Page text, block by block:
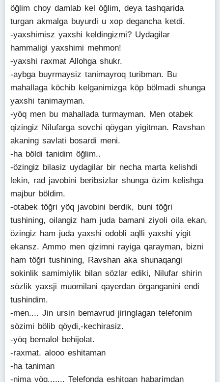
öğlim choy damlab kel öğlim, deya tashqarida
turgan akmalga buyurdi u xop degancha ketdi.
-yaxshimisz yaxshi keldingizmi? Uydagilar
hammaligi yaxshimi mehmon!
-yaxshi raxmat Allohga shukr.
-aybga buyrmaysiz tanimayroq turibman. Bu
mahallaga köchib kelganimizga köp bölmadi shunga
yaxshi tanimayman.
-yöq men bu mahallada turmayman. Men otabek
qizingiz Nilufarga sovchi qöygan yigitman. Ravshan
akaning savlati bosardi meni.
-ha böldi tanidim öğlim..
-özingiz bilasiz uydagilar bir necha marta kelishdi
lekin, rad javobini beribsizlar shunga özim kelishga
majbur böldim.
-otabek töğri yöq javobini berdik, buni töğri
tushining, oilangiz ham juda bamani ziyoli oila ekan,
özingiz ham juda yaxshi odobli aqlli yaxshi yigit
ekansz. Ammo men qizimni rayiga qarayman, bizni
ham töğri tushining, Ravshan aka shunaqangi
sokinlik samimiylik bilan sözlar ediki, Nilufar shirin
sözlik yaxsji muomilani qayerdan örganganini endi
tushindim.
-men.... Jin ursin bemavrud jiringlagan telefonim
sözimi bölib qöydi,-kechirasiz.
-yöq bemalol behijolat.
-raxmat, alooo eshitaman
-ha taniman
-nima yöq....... Telefonda eshitgan habarimdan